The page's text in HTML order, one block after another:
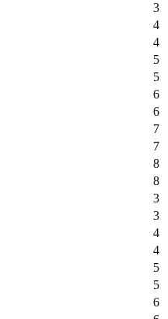
3
4
4
5
5
6
6
7
7
8
8
3
3
4
4
5
5
6